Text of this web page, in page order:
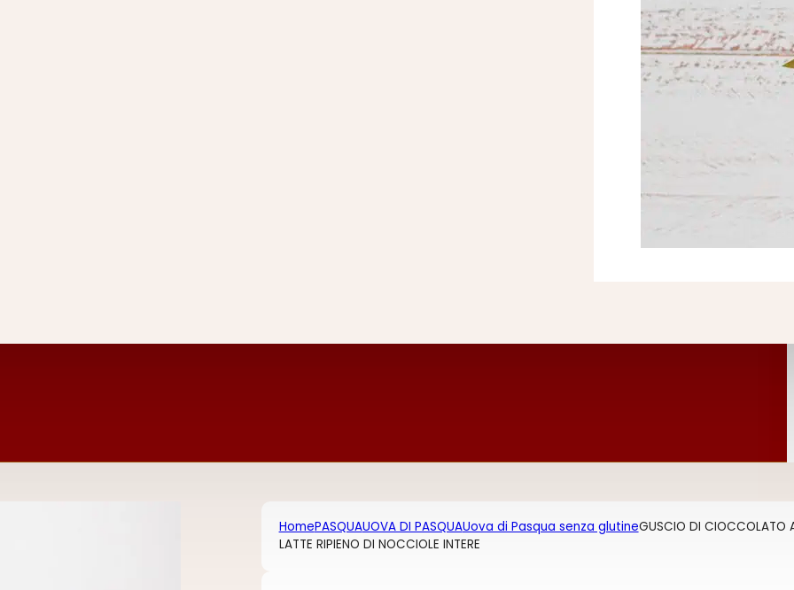
HomePASQUAUOVA DI PASQUAUova di Pasqua senza glutineGUSCIO DI CIOCCOLATO
LATTE RIPIENO DI NOCCIOLE INTERE